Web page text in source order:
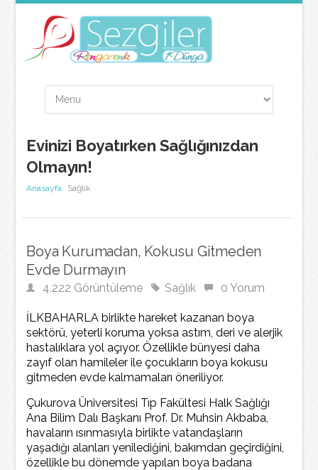
Evinizi Boyatırken Sağlığınızdan
Olmayın!
Anasayfa Sağlık
Boya Kurumadan, Kokusu Gitmeden
Evde Durmayın
4.222 Görüntüleme Sağlık 0 Yorum
İLKBAHARLA birlikte hareket kazanan boya
sektörü, yeterli koruma yoksa astım, deri ve alerjik
hastalıklara yol açıyor. Özellikle bünyesi daha
zayıf olan hamileler ile çocukların boya kokusu
gitmeden evde kalmamaları öneriliyor.
Çukurova Üniversitesi Tıp Fakültesi Halk Sağlığı
Ana Bilim Dalı Başkanı Prof. Dr. Muhsin Akbaba,
havaların ısınmasıyla birlikte vatandaşların
yaşadığı alanları yenilediğini, bakımdan geçirdiğini,
özellikle bu dönemde yapılan boya badana